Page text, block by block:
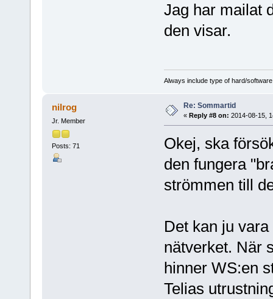
Jag har mailat
den visar.
Always include type of hard/
nilrog
Jr. Member
Posts: 71
Re: Sommartid
« Reply #8 on: 2014-08-15,
Okej, ska
den fungera
strömmen till
Det kan ju
nätverket. När
hinner WS:en
Telias